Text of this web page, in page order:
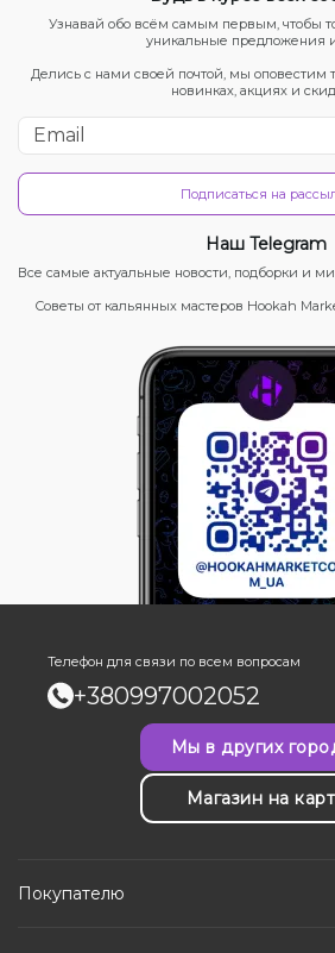
Узнавай обо всём самым первым, чтобы
уникальные предложения
Делись с нами своей почтой, мы оповестим
новинках, акциях и
Подписаться на
Наш Telegram
Все самые актуальные новости, подборки и
Советы от кальянных мастеров Hookah
Телефон для связи по всем вопросам
+380997002052
Мы в других
Магазин на
Покупателю